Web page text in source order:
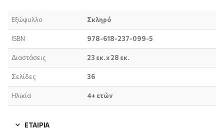
Εξώφυλλο Σκληρό
ISBN 978-618-237-099-5
Διαστάσεις 23 εκ. x 28 εκ.
Σελίδες 36
Ηλικία 4+ ετών
ΕΤΑΙΡΊΑ